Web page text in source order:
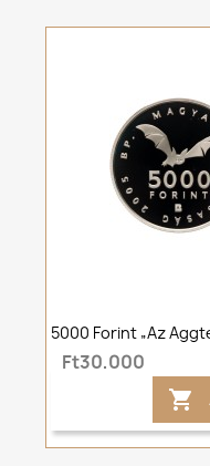
5000 Forint „Az
Ft30,000
